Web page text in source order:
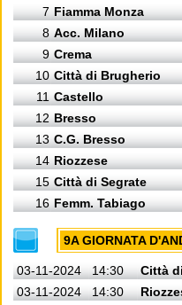
7 Fiamma Monza
8 Acc. Milano
9 Crema
10 Città di Brugherio
11 Castello
12 Bresso
13 C.G. Bresso
14 Riozzese
15 Città di Segrate
16 Femm. Tabiago
9A GIORNATA
03-11-2024 14:30
Città
03-11-2024
14:30